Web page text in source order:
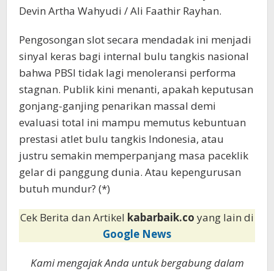
Devin Artha Wahyudi / Ali Faathir Rayhan.
Pengosongan slot secara mendadak ini menjadi
sinyal keras bagi internal bulu tangkis nasional
bahwa PBSI tidak lagi menoleransi performa
stagnan. Publik kini menanti, apakah keputusan
gonjang-ganjing penarikan massal demi
evaluasi total ini mampu memutus kebuntuan
prestasi atlet bulu tangkis Indonesia, atau
justru semakin memperpanjang masa paceklik
gelar di panggung dunia. Atau kepengurusan
butuh mundur? (*)
Cek Berita dan Artikel kabarbaik.co yang lain di
Google News
Kami mengajak Anda untuk bergabung dalam